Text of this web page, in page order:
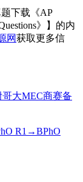
下载《AP
》】的内
网获取更多信
大MEC商赛备
R1→BPhO